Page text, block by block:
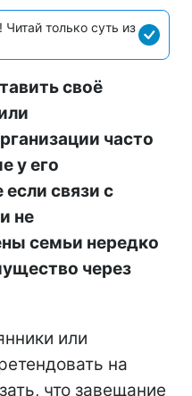
только суть из
своё
часто
у его
связи с
не
семьи нередко
через
или
на
что завещание